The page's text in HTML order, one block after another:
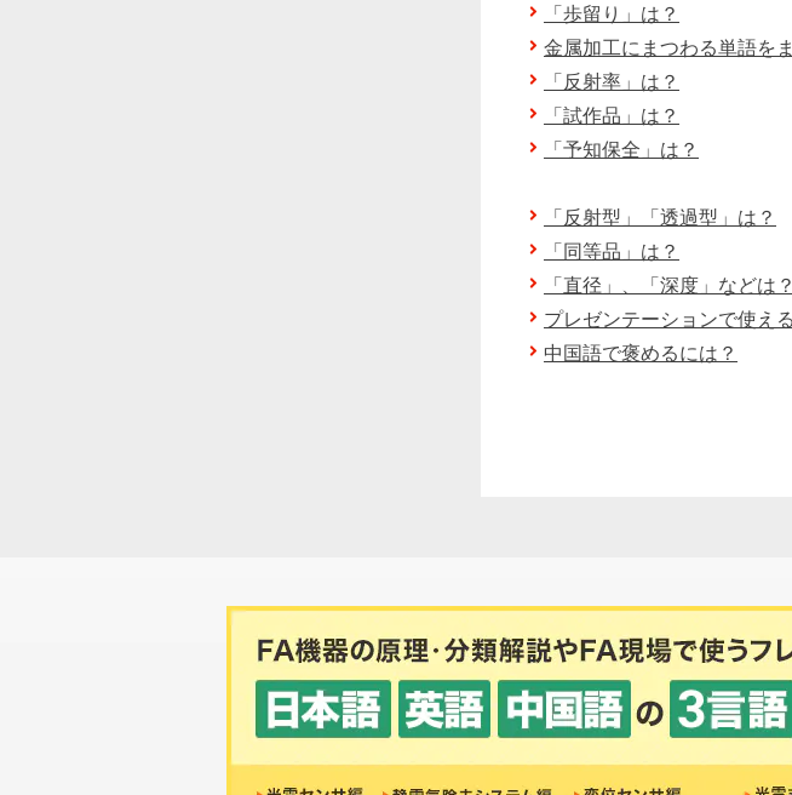
「歩留り」は？
金属加工にまつわる単語を
「反射率」は？
「試作品」は？
「予知保全」は？
「反射型」「透過型」は？
「同等品」は？
「直径」、「深度」などは？
プレゼンテーションで使え
中国語で褒めるには？